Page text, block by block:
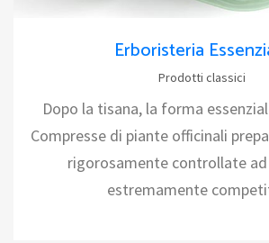
Erboristeria
Prodotti classici
Dopo la tisana, la forma
Compresse di piante officinali
rigorosamente controllate ad
estremamente